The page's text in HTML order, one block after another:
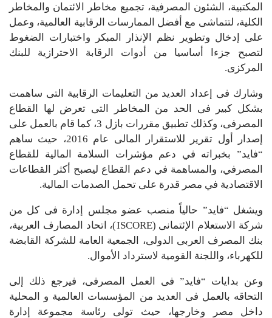
المكتبیة، الشئون المصرفیة، تجمیع مخاطر الائتمان والمخاطر
الكلیة، لتتماشى مع أفضل الممارسات الرقابیة العالمیة، وعمل
على إدخال وتطویر نظم الإنذار المبكر واختبارات الضغوط
لتصبح جزءا أساسیا من أدوات الرقابة الاحترازیة للبنك
المركزى.
وشارك فى إعداد العدید من التعلیمات الرقابیة التى ساھمت
بشكل كبیر فى الحد من المخاطر التى تعرض لھا القطاع
المصرفى، وكذلك تطبیق مقررات بازل 3، كما قام بالعمل على
إصدار أول تقریر للاستقرار المالى عام 2016، حیث ساھم
“فاید” بخبراته في دعم مؤشرات السلامة المالیة للقطاع
المصرفي، والمساھمة في دعم القطاع لیصبح أكثر القطاعات
الاقتصادیة في مصر قدرة على تحمل الصدمات المالیة.
ویشغل “فاید” حالیاً منصب عضو مجلس إدارة فى كل من
شركة الاستعلام الإئتمانى (ISCORE)، اتحاد المصارف العربية،
بنك المصرف العربى الدولى، الجمعیة العامة للشركة القابضة
للكھرباء، واللجنة القومیة لاسترداد الأموال.
وعن بدایات “فاید” فى العمل المصرفى، فیرجع ذلك إلى
التحاقه بالعمل فى العدید من المؤسسات العالمیة و المحلیة
داخل مصر وخارجھا، حیث تولى رئاسة مجموعة إدارة